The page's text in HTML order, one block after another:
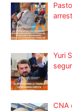
Yuri
CNA